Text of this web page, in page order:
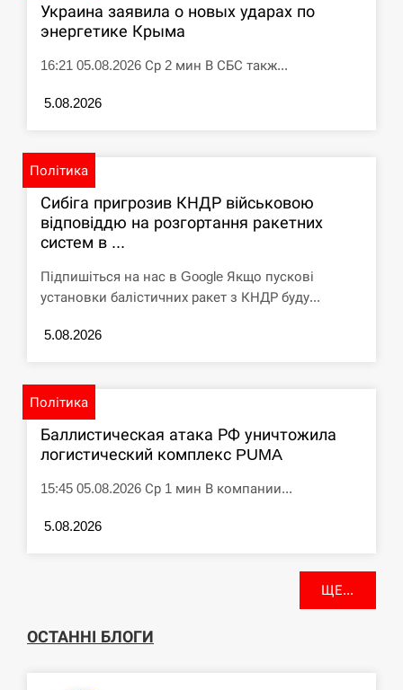
Украина заявила о новых ударах по
энергетике Крыма
16:21 05.08.2026 Ср 2 мин В СБС такж...
5.08.2026
Політика
Сибіга пригрозив КНДР військовою
відповіддю на розгортання ракетних
систем в ...
Підпишіться на нас в Google Якщо пускові
установки балістичних ракет з КНДР буду...
5.08.2026
Політика
Баллистическая атака РФ уничтожила
логистический комплекс PUMA
15:45 05.08.2026 Ср 1 мин В компании...
5.08.2026
ЩЕ...
ОСТАННІ БЛОГИ